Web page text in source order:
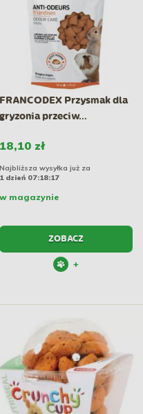
FRANCODEX Przysmak dla
gryzonia przeciw...
18,10 zł
Najbliższa wysyłka już za
1 dzień 07:18:17
w magazynie
ZOBACZ
+